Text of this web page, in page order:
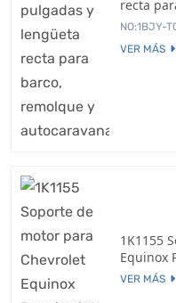
recta
NO:1BJY-
VER MÁS
1K1155
Equinox
VER MÁS